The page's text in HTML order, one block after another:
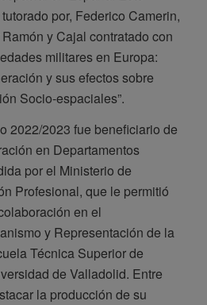
por, Federico Camerin,
y Cajal contratado con
militares en Europa:
y sus efectos sobre
Socio-espaciales”.
2022/2023 fue beneficiario de
en Departamentos
por el Ministerio de
Profesional, que le permitió
en el
y Representación de la
Técnica Superior de
de Valladolid. Entre
la producción de su